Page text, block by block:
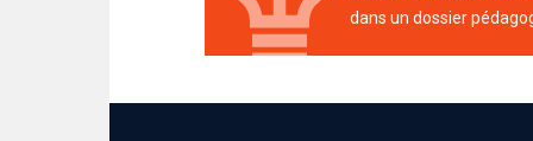
dans un dossier